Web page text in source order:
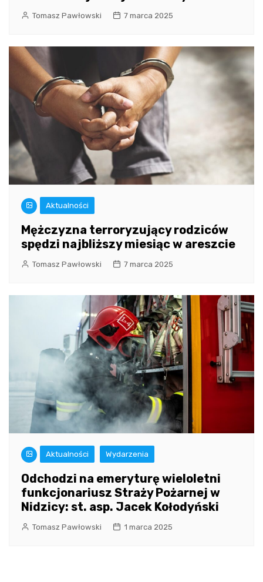
Tomasz Pawłowski 7 marca 2025
Aktualności
Mężczyzna terroryzujący rodziców
spędzi najbliższy miesiąc w areszcie
Tomasz Pawłowski 7 marca 2025
Aktualności Wydarzenia
Odchodzi na emeryturę wieloletni
funkcjonariusz Straży Pożarnej w
Nidzicy: st. asp. Jacek Kołodyński
Tomasz Pawłowski 1 marca 2025